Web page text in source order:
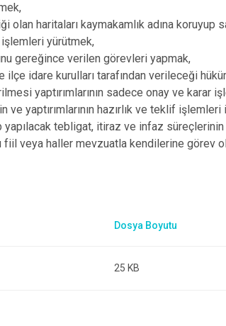
haritaları kaymakamlık adına koruyup
yürütmek,
gereğince verilen görevleri yapmak,
idare kurulları tarafından verileceği
yaptırımlarının sadece onay ve karar
ve yaptırımlarının hazırlık ve teklif
yapılacak tebligat, itiraz ve infaz
veya haller mevzuatla kendilerine görev
25 KB